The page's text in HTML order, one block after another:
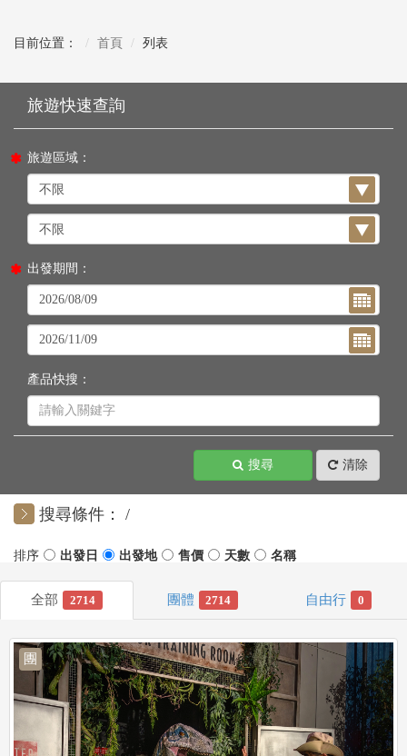
目前位置： 首頁 列表
旅遊區域：
出發期間：
產品快搜：
搜尋 清除
搜尋條件：
2714 2714 0
團